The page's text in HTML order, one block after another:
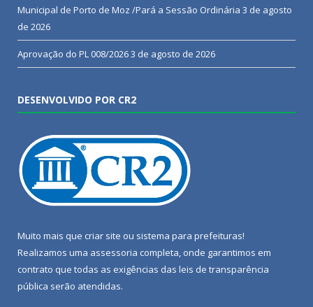
Municipal de Porto de Moz /Pará a Sessão Ordinária 3 de agosto
de 2026
Aprovação do PL 008/20263 de agosto de 2026
DESENVOLVIDO POR CR2
Muito mais que criar site ou sistema para prefeituras!
Realizamos uma assessoria completa, onde garantimos em
contrato que todas as exigências das leis de transparência
pública serão atendidas.